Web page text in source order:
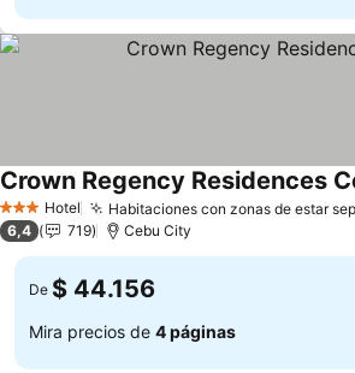
3 Estrellas
Hotel Habitaciones con zonas de estar
Crown Regency Residences
6,4 719 Cebu City
De $ 44.156
Mira precios de 4 páginas